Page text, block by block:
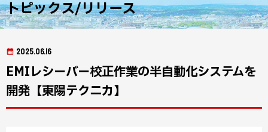
トピックス/リリース
2025.06.16
EMIレシーバー校正作業の半自動化システムを
開発【東陽テクニカ】